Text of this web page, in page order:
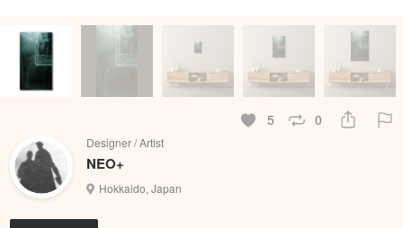
5 0
Designer / Artist
NEO+
Hokkaido, Japan